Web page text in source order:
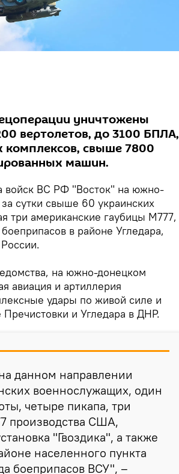
уничтожены
вертолетов, до 3100 БПЛА,
комплексов, свыше 7800
машин.
войск ВС РФ "Восток" на южно-
сутки свыше 60 украинских
три американские гаубицы M777,
в районе Угледара,
на южно-донецком
авиация и артиллерия
удары по живой силе и
и Угледара в ДНР.
данном направлении
военнослужащих, один
четыре пикапа, три
производства США,
"Гвоздика", а также
населенного пункта
боеприпасов ВСУ", –